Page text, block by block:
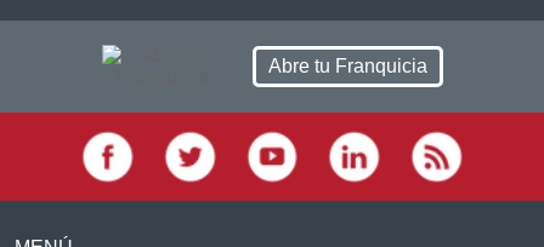
Abre tu Franquicia